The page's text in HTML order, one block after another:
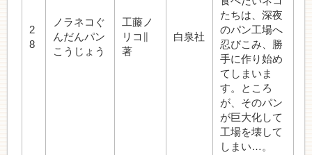
2
8
ノラネコぐ
んだんパン
こうじょう
工藤ノ
リコ∥
著
白泉社
たちは、深夜
のパン工場へ
忍びこみ、勝
手に作り始め
てしまいま
す。ところ
が、そのパン
が巨大化して
工場を壊して
しまい…。